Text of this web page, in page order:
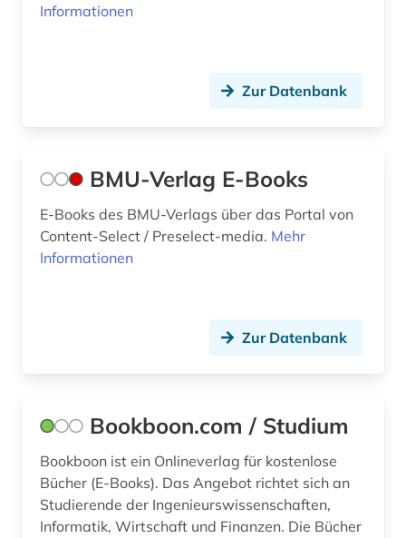
kunst (1)
kunsthandwerk (1)
kurs (2)
lan (1)
lego (2)
lehramt (1)
Informationen
Zur Datenbank
BMU-Verlag E-Books
E-Books des BMU-Verlags über das Portal von
Content-Select / Preselect-media. Mehr
Informationen
Zur Datenbank
Bookboon.com / Studium
Bookboon ist ein Onlineverlag für kostenlose
Bücher (E-Books). Das Angebot richtet sich an
Studierende der Ingenieurswissenschaften,
Informatik, Wirtschaft und Finanzen. Die Bücher